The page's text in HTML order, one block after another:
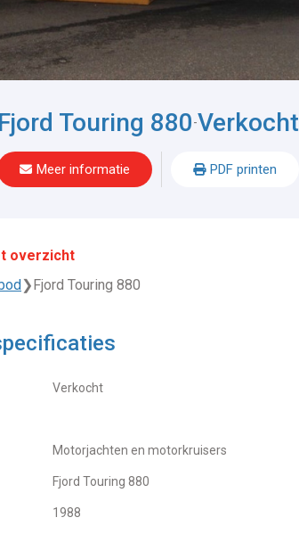
Fjord Touring 880-Verkocht
Meer informatie PDF printen
overzicht
❯Fjord Touring 880
Verkocht
Motorjachten en motorkruisers
Fjord Touring 880
1988